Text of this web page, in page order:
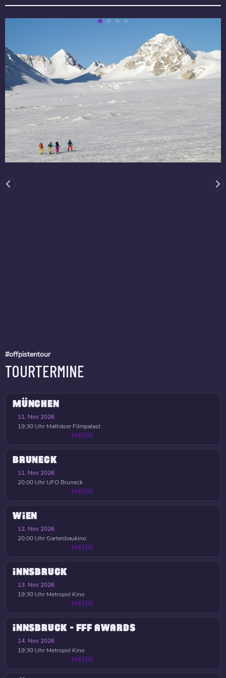
#offpistentour
TOURTERMINE
MÜNCHEN
11. Nov 2026
19:30 Uhr Mathäser Filmpalast
MEHR
BRUNECK
11. Nov 2026
20:00 Uhr UFO Bruneck
MEHR
WIEN
12. Nov 2026
20:00 UhrGartenbaukino
MEHR
INNSBRUCK
13. Nov 2026
19:30 Uhr Metropol Kino
MEHR
INNSBRUCK - FFF AWARDS
14. Nov 2026
19:30 Uhr Metropol Kino
MEHR